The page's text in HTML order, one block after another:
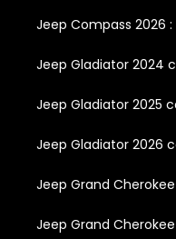
Jeep Compass 2026
Jeep Gladiator 2024
Jeep Gladiator 2025
Jeep Gladiator 2026
Jeep Grand
Jeep Grand